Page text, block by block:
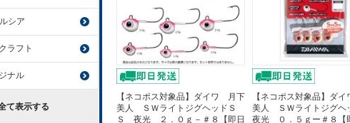
【ネコポス対象品】ダイワ 月下
美人 ＳＷライトジグヘッドＳ
Ｓ 夜光 ２．０ｇ－＃８【即日
【ネコポス対象品】ダ
美人 ＳＷライトジグヘ
夜光 ０．５ｇー＃８【
シア
ラフト
ナル
て表示する